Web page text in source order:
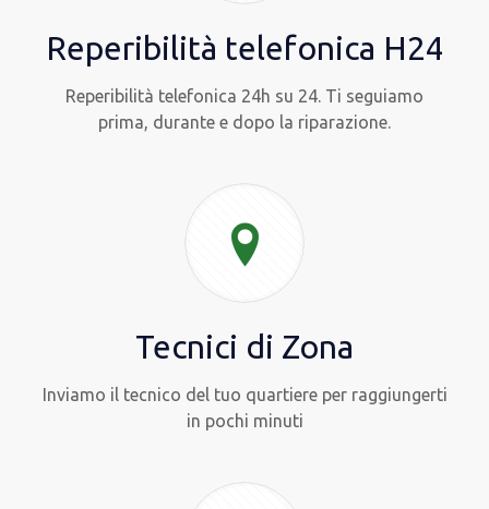
Reperibilità telefonica H24
Reperibilità telefonica 24h su 24. Ti seguiamo
prima, durante e dopo la riparazione.
Tecnici di Zona
Inviamo il tecnico del tuo quartiere per raggiungerti
in pochi minuti